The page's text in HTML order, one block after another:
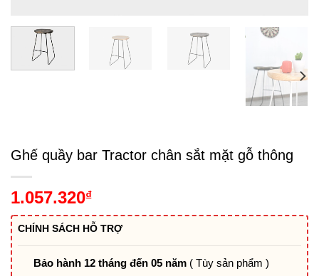
Ghế quầy bar Tractor chân sắt mặt gỗ thông
1.057.320₫
CHÍNH SÁCH HỖ TRỢ
Bảo hành 12 tháng đến 05 năm ( Tùy sản phẩm )